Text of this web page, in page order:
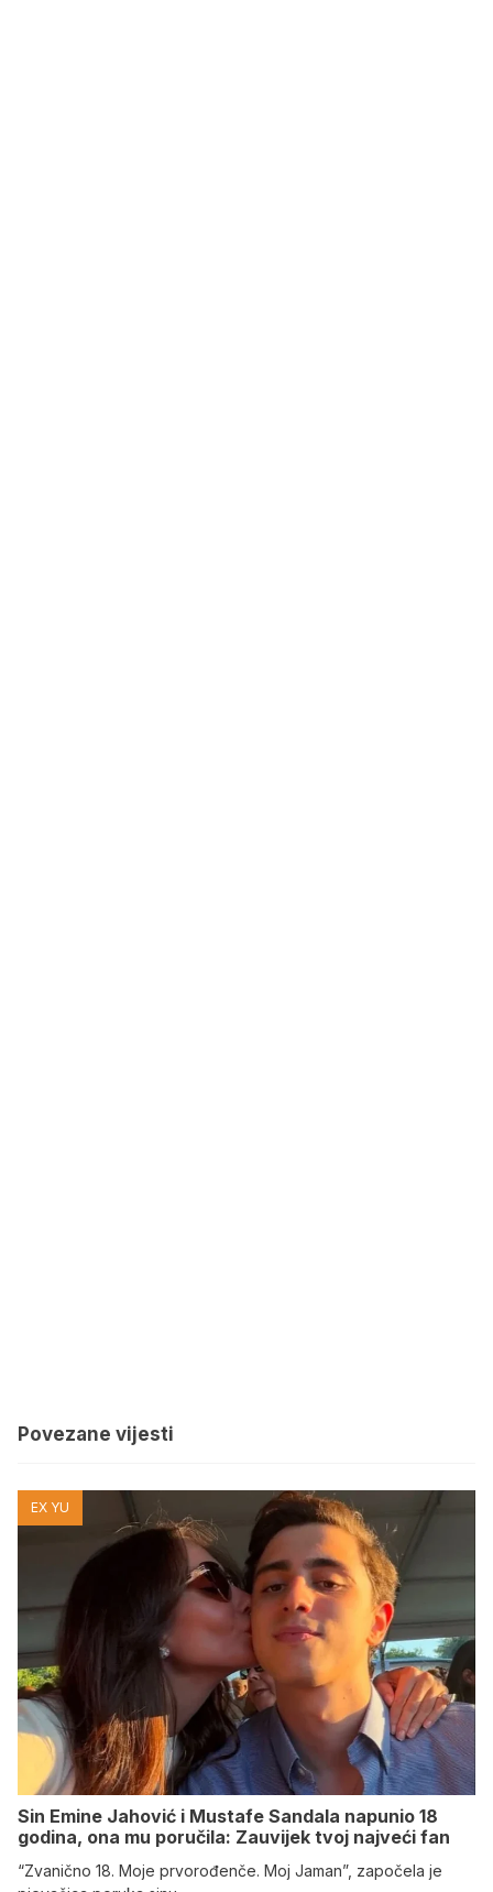
Povezane vijesti
EX YU
Sin Emine Jahović i Mustafe Sandala napunio 18
godina, ona mu poručila: Zauvijek tvoj najveći fan
“Zvanično 18. Moje prvorođenče. Moj Jaman”, započela je